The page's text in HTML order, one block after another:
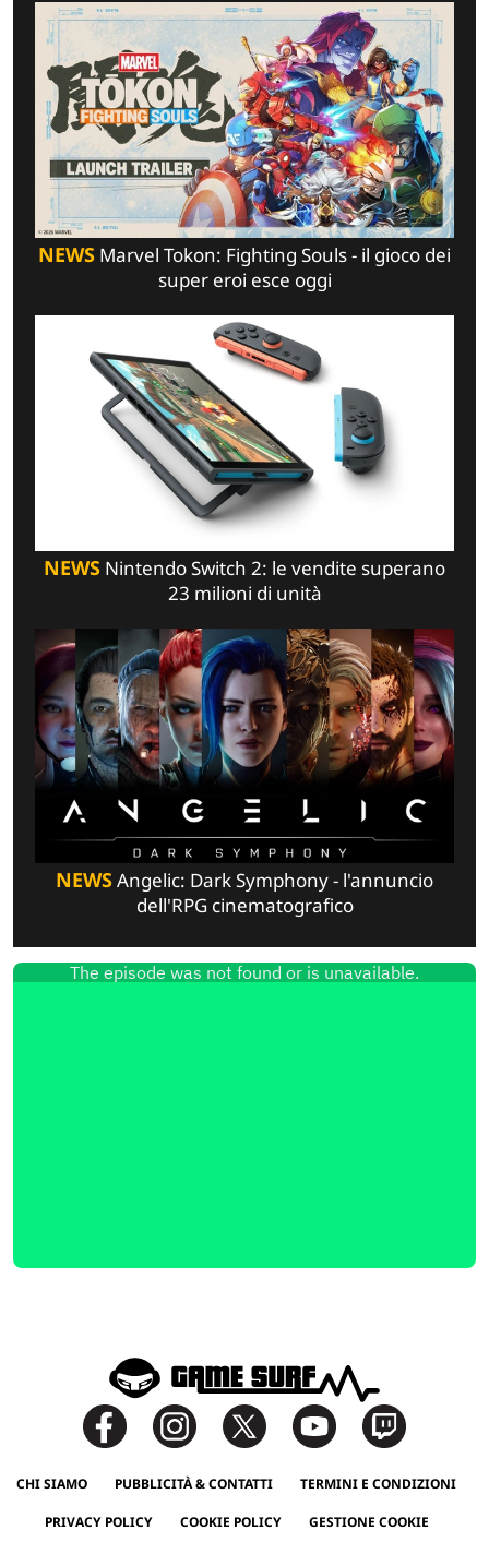
NEWS Marvel Tokon: Fighting Souls - il gioco dei
super eroi esce oggi
NEWS Nintendo Switch 2: le vendite superano
23 milioni di unità
NEWSAngelic: Dark Symphony - l'annuncio
dell'RPG cinematografico
CHI SIAMO PUBBLICITÀ & CONTATTI TERMINI E CONDIZIONI
PRIVACY POLICY COOKIE POLICY GESTIONE COOKIE